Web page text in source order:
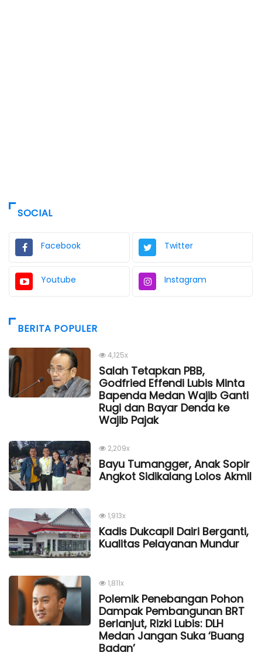
SOCIAL
Facebook Twitter
Youtube Instagram
BERITA POPULER
4,125x
Salah Tetapkan PBB,
Godfried Effendi Lubis Minta
Bapenda Medan Wajib Ganti
Rugi dan Bayar Denda ke
Wajib Pajak
2,209x
Bayu Tumangger, Anak Sopir
Angkot Sidikalang Lolos Akmil
1,913x
Kadis Dukcapil Dairi Berganti,
Kualitas Pelayanan Mundur
1,811x
Polemik Penebangan Pohon
Dampak Pembangunan BRT
Berlanjut, Rizki Lubis: DLH
Medan Jangan Suka ‘Buang
Badan’